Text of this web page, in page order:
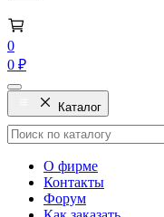
0
0 ₽
Каталог
О фирме
Контакты
Форум